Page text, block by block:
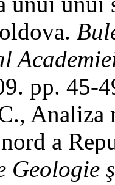
pp. 45-
Analiza
a